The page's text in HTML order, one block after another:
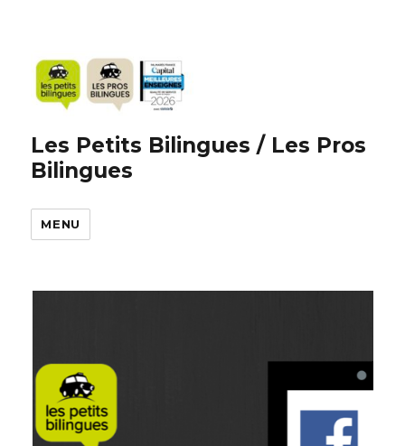
Les Petits Bilingues / Les Pros
Bilingues
MENU